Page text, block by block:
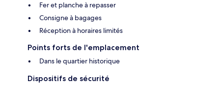
Fer et planche à repasser
Consigne à bagages
Réception à horaires limités
Points forts de l'emplacement
Dans le quartier historique
Dispositifs de sécurité